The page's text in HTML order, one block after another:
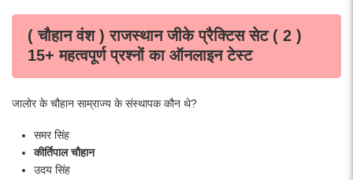
( चौहान वंश ) राजस्थान जीके प्रैक्टिस सेट ( 2 )
15+ महत्वपूर्ण प्रश्नों का ऑनलाइन टेस्ट
जालोर के चौहान साम्राज्य के संस्थापक कौन थे?
समर सिंह
कीर्तिपाल चौहान
उदय सिंह